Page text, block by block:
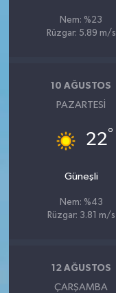
Nem: %23
Rüzgar: 5.89 m/s
10 AĞUSTOS
PAZARTESI
22°
Güneşli
Nem: %43
Rüzgar: 3.81 m/s
12 AĞUSTOS
ÇARŞAMBA